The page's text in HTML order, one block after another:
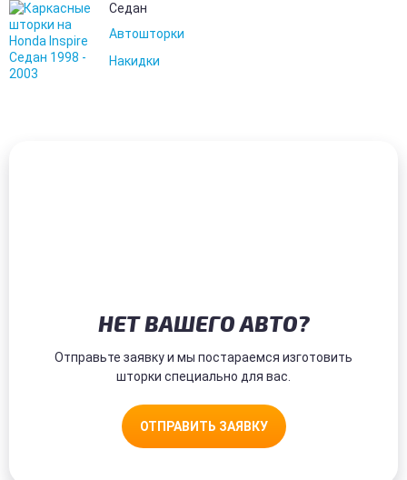
Седан
Автошторки
Накидки
НЕТ ВАШЕГО АВТО?
Отправьте заявку и мы постараемся изготовить
шторки специально для вас.
ОТПРАВИТЬ ЗАЯВКУ